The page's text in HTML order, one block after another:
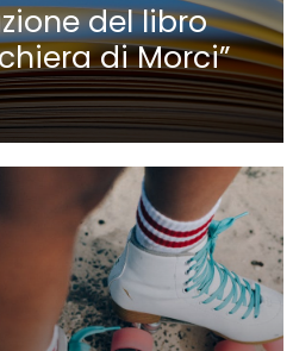
del libro
di Morci”